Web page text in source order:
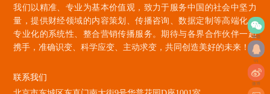
微信
qq
微博
我们以精准、专业为基本价值观，致力于服务中国的社会中坚力
量，提供财经领域的内容策划、传播咨询、数据定制等高端化、
专业化的系统性、整合营销传播服务。期待与各界合作伙伴一起
携手，准确识变、科学应变、主动求变，共同创造美好的未来！
联系我们